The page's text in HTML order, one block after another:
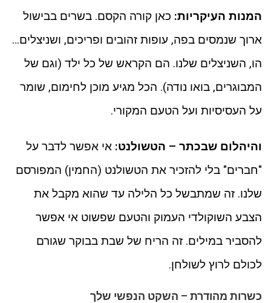
המנות העיקריות: כאן קורה הקסם. בשרים בבישול
ארוך שנמסים בפה, עופות זהובים ופריכים, ושניצלים…
הו, השניצלים שלנו. הם הקראש של כל ילד (וגם של
המבוגרים, בואו נודה). הכל מגיע מוכן לחימום, שומר
על העסיסיות ועל הטעם המקורי.
והיהלום שבכתר – הטשולנט: אי אפשר לדבר על
"חברים" בלי להזכיר את הטשולנט (החמין) המפורסם
שלנו. זה שמתבשל כל הלילה עד שהוא מקבל את
הצבע השוקולדי העמוק והטעם שפשוט אי אפשר
להסביר במילים. זה הריח של שבת בבוקר שגורם
לכולם לרוץ לשולחן.
כשרות מהודרת – השקט הנפשי שלך